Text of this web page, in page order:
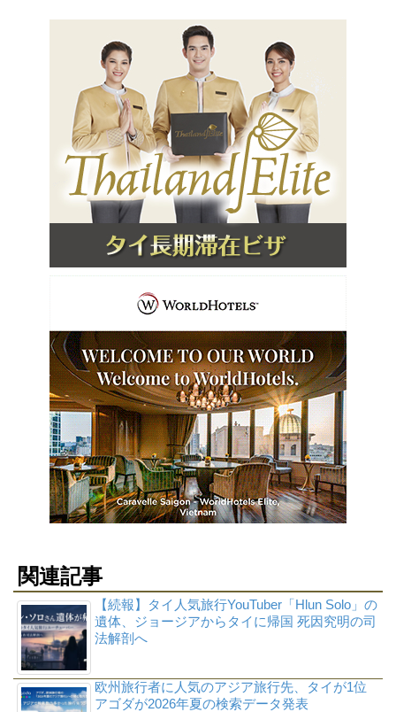
関連記事
【続報】タイ人気旅行YouTuber「Hlun Solo」の
遺体、ジョージアからタイに帰国 死因究明の司
法解剖へ
欧州旅行者に人気のアジア旅行先、タイが1位
アゴダが2026年夏の検索データ発表